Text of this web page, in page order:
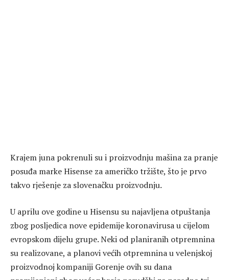
Krajem juna pokrenuli su i proizvodnju mašina za pranje
posuđa marke Hisense za američko tržište, što je prvo
takvo rješenje za slovenačku proizvodnju.
U aprilu ove godine u Hisensu su najavljena otpuštanja
zbog posljedica nove epidemije koronavirusa u cijelom
evropskom dijelu grupe. Neki od planiranih otpremnina
su realizovane, a planovi većih otpremnina u velenjskoj
proizvodnoj kompaniji Gorenje ovih su dana